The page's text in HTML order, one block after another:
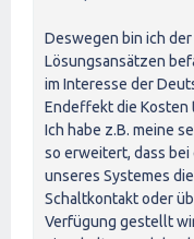
Deswegen bin ich
Lösungsansätzen
im Interesse der
Endeffekt die Kosten
Ich habe z.B. meine
so erweitert, dass
unseres Systemes
Schaltkontakt oder
Verfügung gestellt